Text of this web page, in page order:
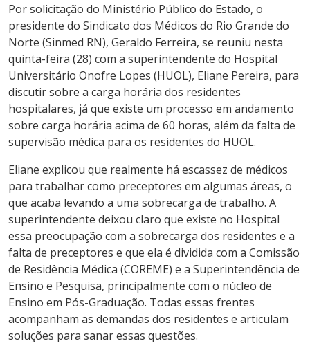
Por solicitação do Ministério Público do Estado, o
presidente do Sindicato dos Médicos do Rio Grande do
Norte (Sinmed RN), Geraldo Ferreira, se reuniu nesta
quinta-feira (28) com a superintendente do Hospital
Universitário Onofre Lopes (HUOL), Eliane Pereira, para
discutir sobre a carga horária dos residentes
hospitalares, já que existe um processo em andamento
sobre carga horária acima de 60 horas, além da falta de
supervisão médica para os residentes do HUOL.
Eliane explicou que realmente há escassez de médicos
para trabalhar como preceptores em algumas áreas, o
que acaba levando a uma sobrecarga de trabalho. A
superintendente deixou claro que existe no Hospital
essa preocupação com a sobrecarga dos residentes e a
falta de preceptores e que ela é dividida com a Comissão
de Residência Médica (COREME) e a Superintendência de
Ensino e Pesquisa, principalmente com o núcleo de
Ensino em Pós-Graduação. Todas essas frentes
acompanham as demandas dos residentes e articulam
soluções para sanar essas questões.